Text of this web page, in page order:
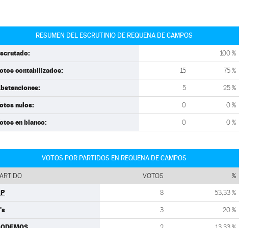
RESUMEN DEL ESCRUTINIO DE REQUENA DE CAMPOS
100 %
contabilizados: 15 75 %
5 25 %
nulos: 0 0 %
en blanco: 0 0 %
VOTOS POR PARTIDOS EN REQUENA DE CAMPOS
VOTOS %
8 53,33 %
3 20 %